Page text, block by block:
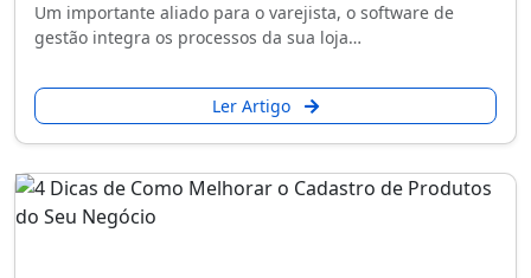
Um importante aliado para o varejista, o software de
gestão integra os processos da sua loja…
Ler Artigo